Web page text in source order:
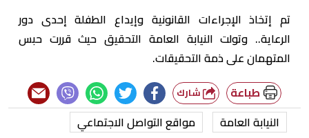
تم إتخاذ الإجراءات القانونية وإيداع الطفلة إحدى دور
الرعاية.. وتولت النيابة العامة التحقيق حيث قررت حبس
المتهمان على ذمة التحقيقات.
طباعة
النيابة العامة
مواقع التواصل الاجتماعي